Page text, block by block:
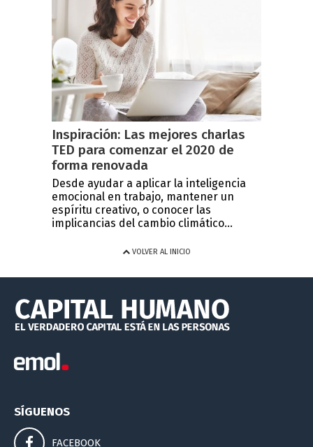
Inspiración: Las mejores charlas
TED para comenzar el 2020 de
forma renovada
Desde ayudar a aplicar la inteligencia
emocional en trabajo, mantener un
espíritu creativo, o conocer las
implicancias del cambio climático...
VOLVER AL INICIO
SÍGUENOS
FACEBOOK